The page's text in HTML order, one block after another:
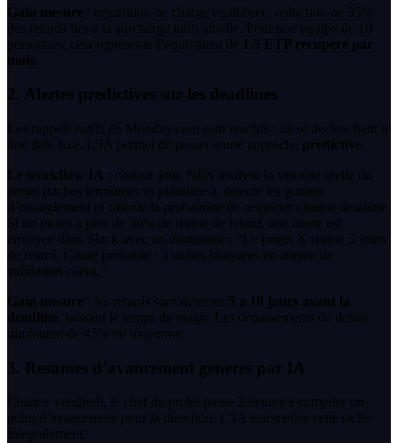
Gain mesure : repartition de charge equilibree, reduction de 35%
des retards lies a la surcharge individuelle. Pour une equipe de 10
personnes, cela represente l’equivalent de 1,5 ETP recupere par
mois
2. Alertes predictives sur les deadlines
Les rappels natifs de Monday.com sont reactifs : ils se declenchent a
une date fixe. L’IA permet de passer a une approche predictive
Le workflow IA
: chaque jour, N8N analyse la velocite reelle du
projet (taches terminees vs planifiees), detecte les goulets
d’etranglement et calcule la probabilite de respecter chaque deadline.
Si un projet a plus de 30% de risque de retard, une alerte est
envoyee dans Slack avec un diagnostic : “Le projet X risque 5 jours
de retard. Cause probable : 3 taches bloquees en attente de
validation client.”
Gain mesure : les retards sont detectes 5 a 10 jours avant la
deadline , laissant le temps de reagir. Les depassements de delais
diminuent de 45% en moyenne.
3. Resumes d’avancement generes par IA
Chaque vendredi, le chef de projet passe 2 heures a compiler un
point d’avancement pour la direction. L’IA automatise cette tache
integralement.